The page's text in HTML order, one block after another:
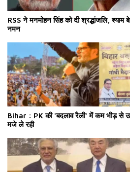
RSS ने मनमोहन सिंह को दी श्रद्धांजलि,
नमन
Bihar : PK की 'बदलाव रैली' में कम भीड़ से
मजे ले रही